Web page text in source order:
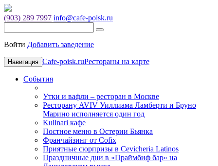
(903) 289 7997 info@cafe-poisk.ru
Войти Добавить заведение
Навигация Cafe-poisk.ruРестораны на карте
События
Утки и вафли – ресторан в Москве
Ресторану AVIV Уиллиама Ламберти и Бруно
Марино исполняется один год
Kulinari кафе
Постное меню в Остерии Бьянка
Франчайзинг от Cofix
Приятные сюрпризы в Cevicheria Latinos
Праздничные дни в «Праймбиф бар» на